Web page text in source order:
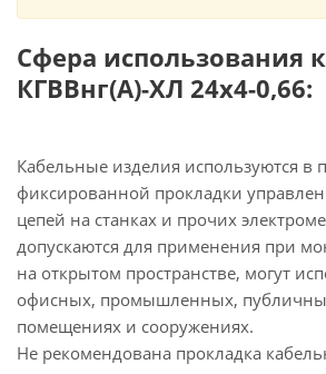
Сфера использования
КГВВнг(А)-ХЛ 24х4-0,66:
Кабельные изделия используются в
фиксированной прокладки
цепей на станках и прочих
допускаются для применения при
на открытом пространстве, могут
офисных, промышленных,
помещениях и сооружениях.
Не рекомендована прокладка